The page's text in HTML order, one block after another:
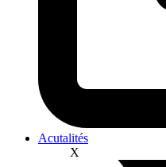
Acutalités
X